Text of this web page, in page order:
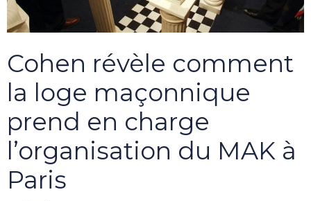
Cohen révèle comment
la loge maçonnique
prend en charge
l’organisation du MAK à
Paris